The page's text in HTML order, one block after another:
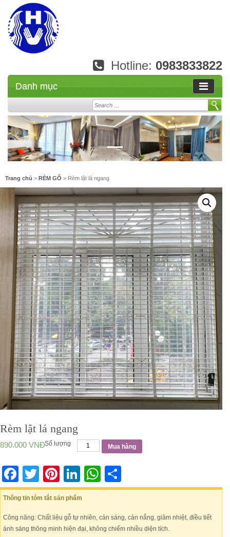
Hotline: 0983833822
Danh mục
Search
Trang chủ > RÈM GỖ > Rèm lật lá ngang
Rèm lật lá ngang
890.000 VNĐSố lượng Mua hàng
Facebook
TwitterPinterest
LinkedIn
WhatsApp
Thông tin tóm tắt sản phẩm
Công năng: Chất liệu gỗ tự nhiên, cản sáng, cản nắng, giảm nhiệt, điều tiết
ánh sáng thông minh hiện đại, không chiếm nhiều diện tích.